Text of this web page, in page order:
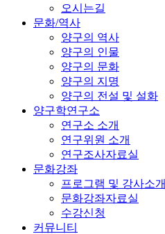
오시는길
문화/역사
양구의 역사
양구의 인물
양구의 문화
양구의 지명
양구의 전설 및 설화
양구학연구소
연구소 소개
연구위원 소개
연구조사자료실
문화강좌
프로그램 및 강사소개
문화강좌자료실
수강신청
커뮤니티